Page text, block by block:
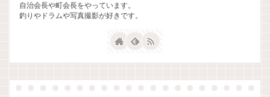
自治会長や町会長をやっています。
釣りやドラムや写真撮影が好きです。